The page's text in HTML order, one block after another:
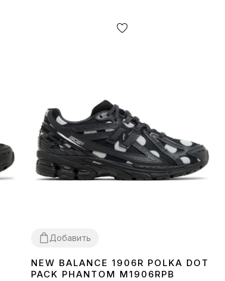
Добавить
3637 38394041
NEW BALANCE 1906R POLKA DOT
PACK PHANTOM M1906RPB